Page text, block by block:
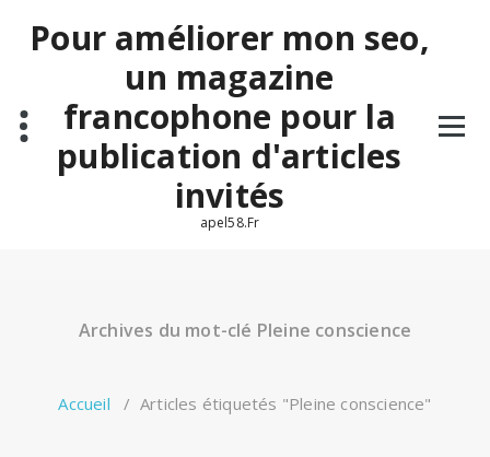
contenuPour améliorer mon seo,
un magazine
francophone pour la
publication d'articles
invités
apel58.Fr
Archives du mot-clé Pleine conscience
Accueil / Articles étiquetés "Pleine conscience"